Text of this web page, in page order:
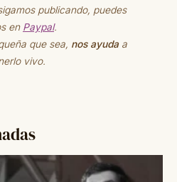
publicando, puedes
en Paypal.
que sea, nos ayudaa
vivo.